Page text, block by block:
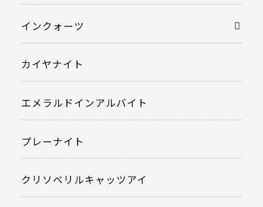
インクォーツ
カイヤナイト
エメラルドインアルバイト
プレーナイト
クリソベリルキャッツアイ